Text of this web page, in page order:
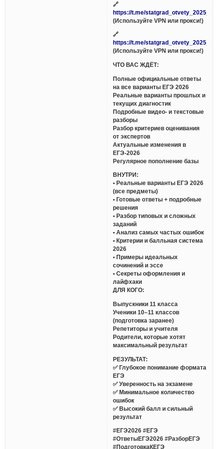
🔗
https://t.me/
(Используйте VPN или прокси!)
🔗
https://t.me/
(Используйте VPN или прокси!)
ЧТО ВАС ЖДЁТ:
Полные официальные ответы
на все варианты ЕГЭ 2026
Реальные варианты прошлых и
текущих диагностик
Подробные видео- и текстовые
разборы
Разбор критериев оценивания
от экспертов
Актуальные изменения в
ЕГЭ-2026
Регулярное пополнение базы
ВНУТРИ:
• Реальные варианты ЕГЭ 2026
(все предметы)
• Готовые ответы + подробные
решения
• Разбор типовых и сложных
заданий
• Анализ самых частых ошибок
• Критерии и балльная система
2026
• Примеры идеальных
сочинений и эссе
• Секреты оформления и
лайфхаки
ДЛЯ КОГО:
Выпускники 11 класса
Ученики 10–11 классов
(подготовка заранее)
Репетиторы и учителя
Родители, которые хотят
максимальный результат
РЕЗУЛЬТАТ:
✅ Глубокое понимание формата
ЕГЭ
✅ Уверенность на экзамене
✅ Минимальное количество
ошибок
✅ Высокий балл и сильный
результат
#ЕГЭ2026 #ЕГЭ
#ОтветыЕГЭ2026 #РазборЕГЭ
#ПодготовкаКЕГЭ